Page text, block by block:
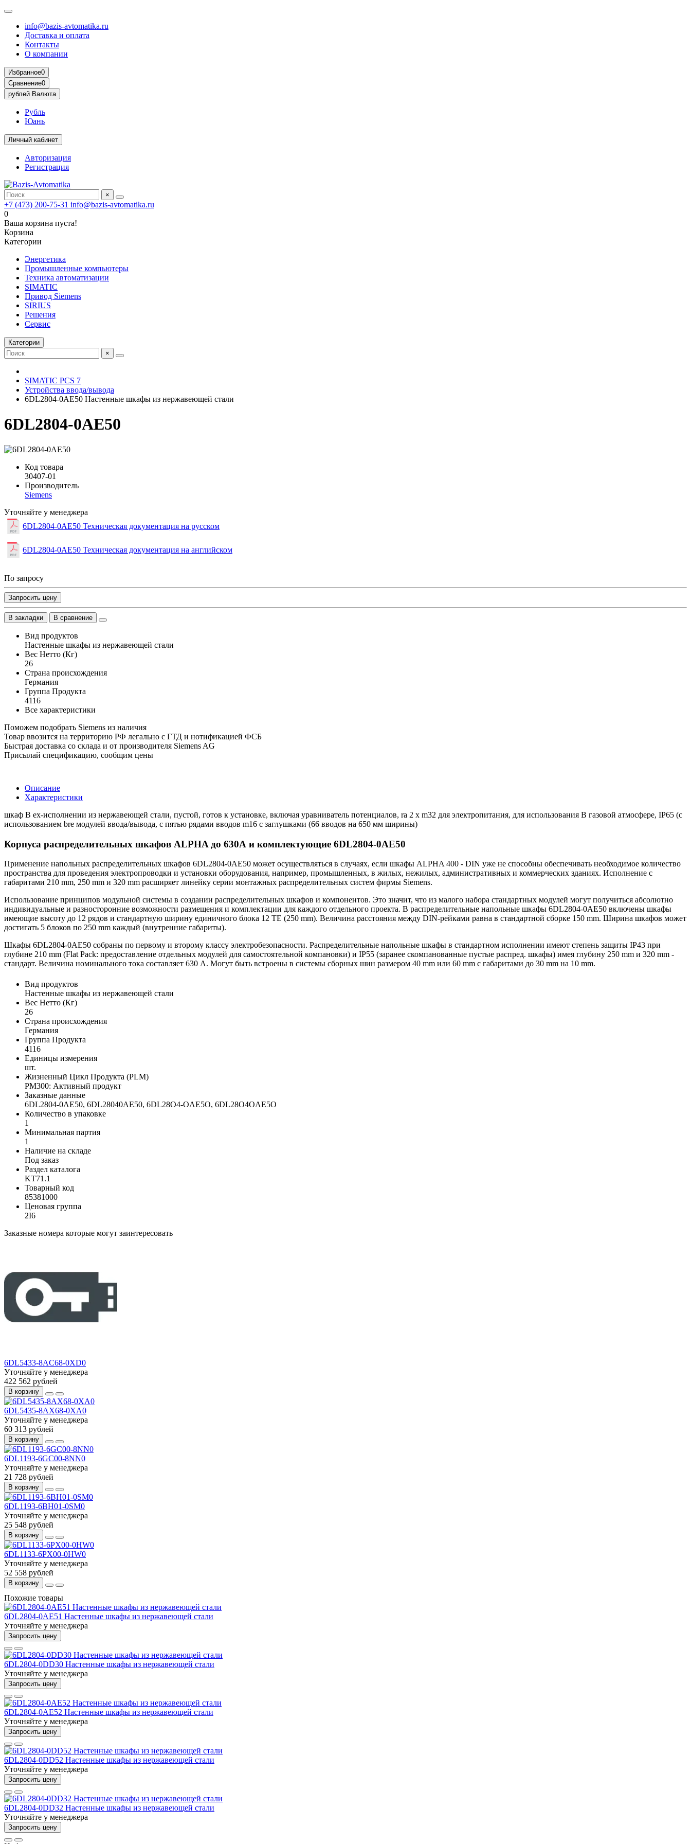
info@bazis-avtomatika.ru
Доставка и оплата
Контакты
О компании
Избранное0
Сравнение0
рублей Валюта
Рубль
Юань
Личный кабинет
Авторизация
Регистрация
×
+7 (473) 200-75-31 info@bazis-avtomatika.ru
0
Ваша корзина пуста!
Корзина
Категории
Энергетика
Промышленные компьютеры
Техника автоматизации
SIMATIC
Привод Siemens
SIRIUS
Решения
Сервис
Категории
×
SIMATIC PCS 7
Устройства ввода/вывода
6DL2804-0AE50 Настенные шкафы из нержавеющей стали
6DL2804-0AE50
Код товара
30407-01
Производитель
Siemens
Уточняйте у менеджера
6DL2804-0AE50 Техническая документация на русском
6DL2804-0AE50 Техническая документация на английском
По запросу
Запросить цену
В закладки В сравнение
Вид продуктов
Настенные шкафы из нержавеющей стали
Вес Нетто (Кг)
26
Страна происхождения
Германия
Группа Продукта
4116
Все характеристики
Поможем подобрать Siemens из наличия
Товар ввозится на территорию РФ легально с ГТД и нотификацией ФСБ
Быстрая доставка со склада и от производителя Siemens AG
Присылай спецификацию, сообщим цены
Описание
Характеристики
шкаф В ex-исполнении из нержавеющей стали, пустой, готов к установке, включая уравниватель потенциалов, ra 2 x m32 для электропитания, для использования В газовой атмосфере, IP65 (с
использованием bre модулей ввода/вывода, с пятью рядами вводов m16 с заглушками (66 вводов на 650 мм ширины)
Корпуса распределительных шкафов ALPHA до 630А и комплектующие 6DL2804-0AE50
Применение напольных распределительных шкафов 6DL2804-0AE50 может осуществляться в случаях, если шкафы ALPHA 400 - DIN уже не способны обеспечивать необходимое количество
пространства для проведения электропроводки и установки оборудования, например, промышленных, в жилых, нежилых, административных и коммерческих зданиях. Исполнение с
габаритами 210 mm, 250 mm и 320 mm расширяет линейку серии монтажных распределительных систем фирмы Siemens.
Использование принципов модульной системы в создании распределительных шкафов и компонентов. Это значит, что из малого набора стандартных модулей могут получиться абсолютно
индивидуальные и разносторонние возможности размещения и комплектации для каждого отдельного проекта. В распределительные напольные шкафы 6DL2804-0AE50 включены шкафы
имеющие высоту до 12 рядов и стандартную ширину единичного блока 12 TE (250 mm). Величина расстояния между DIN-рейками равна в стандартной сборке 150 mm. Ширина шкафов может
достигать 5 блоков по 250 mm каждый (внутренние габариты).
Шкафы 6DL2804-0AE50 собраны по первому и второму классу электробезопасности. Распределительные напольные шкафы в стандартном исполнении имеют степень защиты IP43 при
глубине 210 mm (Flat Pack: предоставление отдельных модулей для самостоятельной компановки) и IP55 (заранее скомпанованные пустые распред. шкафы) имея глубину 250 mm и 320 mm -
стандарт. Величина номинального тока составляет 630 A. Могут быть встроены в системы сборных шин размером 40 mm или 60 mm с габаритами до 30 mm на 10 mm.
Вид продуктов
Настенные шкафы из нержавеющей стали
Вес Нетто (Кг)
26
Страна происхождения
Германия
Группа Продукта
4116
Единицы измерения
шт.
Жизненный Цикл Продукта (PLM)
PM300: Активный продукт
Заказные данные
6DL2804-0AE50, 6DL28040AE50, 6DL28O4-OAE5O, 6DL28O4OAE5O
Количество в упаковке
1
Минимальная партия
1
Наличие на складе
Под заказ
Раздел каталога
KT71.1
Товарный код
85381000
Ценовая группа
2I6
Заказные номера которые могут заинтересовать
6DL5433-8AC68-0XD0
Уточняйте у менеджера
422 562 рублей
В корзину
6DL5435-8AX68-0XA0
Уточняйте у менеджера
60 313 рублей
В корзину
6DL1193-6GC00-8NN0
Уточняйте у менеджера
21 728 рублей
В корзину
6DL1193-6BH01-0SM0
Уточняйте у менеджера
25 548 рублей
В корзину
6DL1133-6PX00-0HW0
Уточняйте у менеджера
52 558 рублей
В корзину
Похожие товары
6DL2804-0AE51 Настенные шкафы из нержавеющей стали
Уточняйте у менеджера
Запросить цену
6DL2804-0DD30 Настенные шкафы из нержавеющей стали
Уточняйте у менеджера
Запросить цену
6DL2804-0AE52 Настенные шкафы из нержавеющей стали
Уточняйте у менеджера
Запросить цену
6DL2804-0DD52 Настенные шкафы из нержавеющей стали
Уточняйте у менеджера
Запросить цену
6DL2804-0DD32 Настенные шкафы из нержавеющей стали
Уточняйте у менеджера
Запросить цену